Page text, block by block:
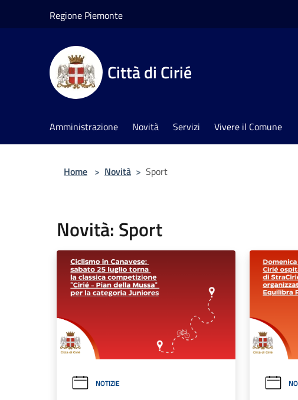
Regione Piemonte
Città di Cirié
Amministrazione Novità Servizi Vivere il Comune
Home > Novità > Sport
Novità: Sport
NOTIZIE